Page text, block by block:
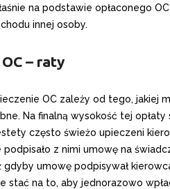
na podstawie opłaconego
innej osoby.
– raty
OC zależy od tego, jakiej
Na finalną wysokość tej
często świeżo upieczeni
z nimi umowę na
gdyby umowę podpisywał
stać na to, aby jednorazowo